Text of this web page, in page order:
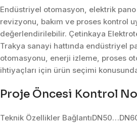
Endüstriyel otomasyon, elektrik
revizyonu, bakım ve proses kontrol
değerlendirilebilir. Çetinkaya
Trakya sanayi hattında endüstriyel
otomasyonu, enerji izleme, proses
ihtiyaçları için ürün seçimi
Proje Öncesi Kontrol
Teknik Özellikler